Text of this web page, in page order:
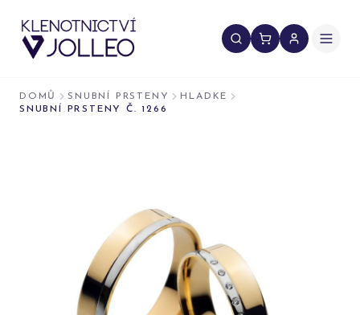
DOMŮ SNUBNÍ PRSTENY
HLADKE
SNUBNÍ PRSTENY Č. 1266